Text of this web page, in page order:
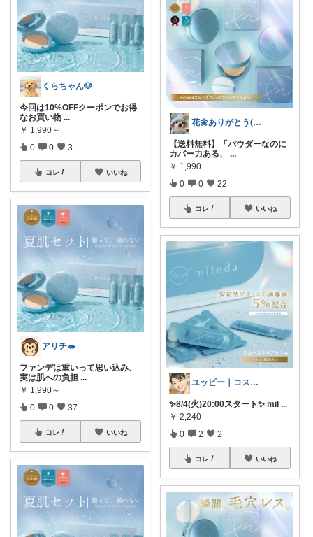
くらちゃん🐶
今回は10%OFFクーポンでお得
なお買い物 ...
￥ 1,990～
0 0 3
コレ いいね
アリチ🦔
ファンデは重いって思い込み、
実は肌への負担 ...
￥ 1,990～
0 0 37
コレ いいね
花🌼ありがとう(*･ω･)*_ _)ﾍ
【送料無料】「パウダーなのに
カバー力ある、
...
￥ 1,990
0 0 22
コレ いいね
ユッピー｜コスメと子育てROOM
✨8/4(火)20:00スタート✨ mil ...
￥ 2,240
0 2 2
コレ いいね